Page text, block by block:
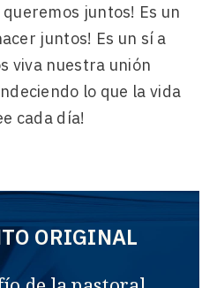
queremos juntos! Es un
juntos! Es un sí a
viva nuestra unión
lo que la vida
cada día!
ORIGINAL